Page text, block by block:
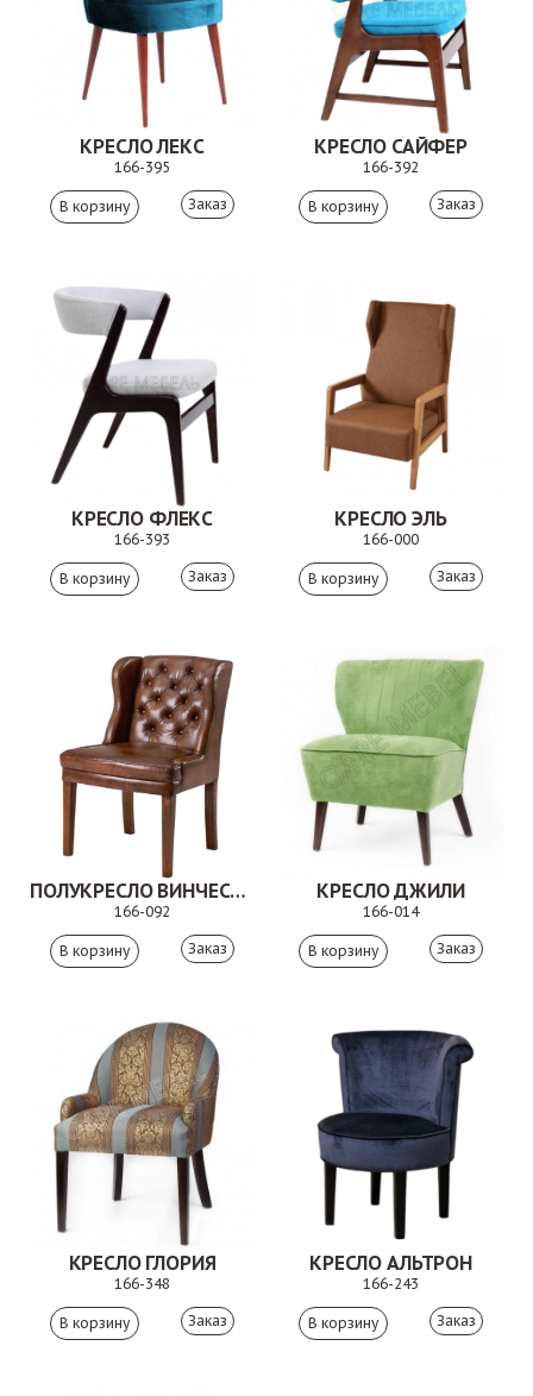
КРЕСЛО ЛЕКС
166-395
Заказ
КРЕСЛО САЙФЕР
166-392
Заказ
КРЕСЛО ФЛЕКС
166-393
Заказ
КРЕСЛО ЭЛЬ
166-000
Заказ
ПОЛУКРЕСЛО ВИНЧЕСТЕР
166-092
Заказ
КРЕСЛО ДЖИЛИ
166-014
Заказ
КРЕСЛО ГЛОРИЯ
166-348
Заказ
КРЕСЛО АЛЬТРОН
166-243
Заказ